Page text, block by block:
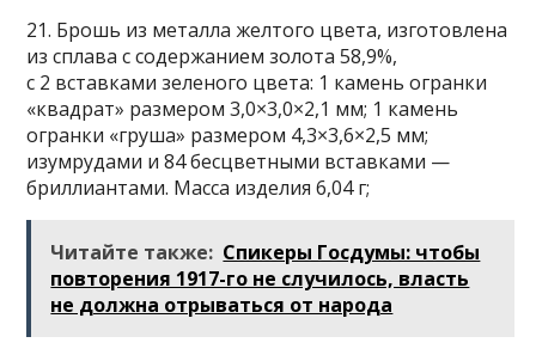
21. Брошь из металла желтого цвета, изготовлена
из сплава с содержанием золота 58,9%,
с 2 вставками зеленого цвета: 1 камень огранки
«квадрат» размером 3,0×3,0×2,1 мм; 1 камень
огранки «груша» размером 4,3×3,6×2,5 мм;
изумрудами и 84 бесцветными вставками —
бриллиантами. Масса изделия 6,04 г;
Читайте также: Спикеры Госдумы: чтобы
повторения 1917-го не случилось, власть
не должна отрываться от народа